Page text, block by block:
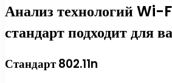
Анализ технологий Wi-
стандарт подходит для
Стандарт 802.11n